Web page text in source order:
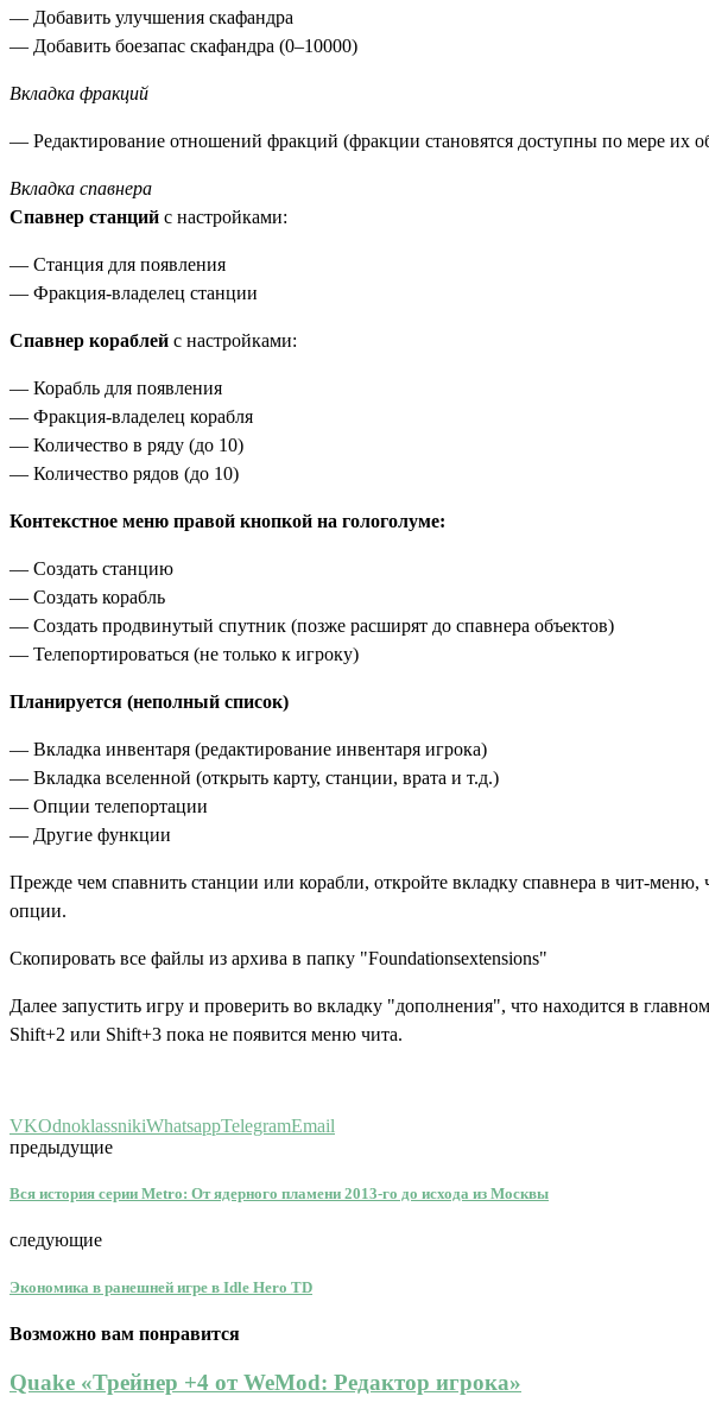
— Добавить улучшения скафандра
— Добавить боезапас скафандра (0–10000)
Вкладка фракций
— Редактирование отношений фракций (фракции становятся доступны по мере их
Вкладка спавнера
Спавнер станций с настройками:
— Станция для появления
— Фракция-владелец станции
Спавнер кораблей с настройками:
— Корабль для появления
— Фракция-владелец корабля
— Количество в ряду (до 10)
— Количество рядов (до 10)
Контекстное меню правой кнопкой на гологолуме:
— Создать станцию
— Создать корабль
— Создать продвинутый спутник (позже расширят до спавнера объектов)
— Телепортироваться (не только к игроку)
Планируется (неполный список)
— Вкладка инвентаря (редактирование инвентаря игрока)
— Вкладка вселенной (открыть карту, станции, врата и т.д.)
— Опции телепортации
— Другие функции
Прежде чем спавнить станции или корабли, откройте вкладку спавнера в чит-
опции.
Скопировать все файлы из архива в папку "Foundationsextensions"
Далее запустить игру и проверить во вкладку "дополнения", что находится в
Shift+2 или Shift+3 пока не появится меню чита.
VKOdnoklassnikiWhatsappTelegramEmail
предыдущие
Вся история серии Metro: От ядерного пламени 2013-го до исхода из Москвы
следующие
Экономика в ранешней игре в Idle Hero TD
Возможно вам понравится
Quake «Трейнер +4 от WeMod: Редактор игрока»